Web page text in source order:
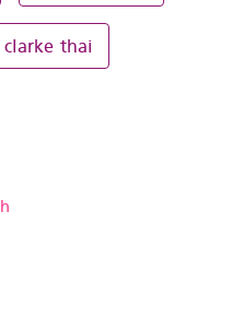
thai